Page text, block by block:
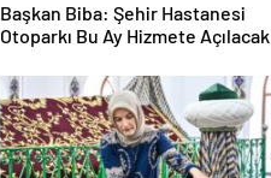
Başkan Biba: Şehir Hastanesi
Otoparkı Bu Ay Hizmete Açılacak